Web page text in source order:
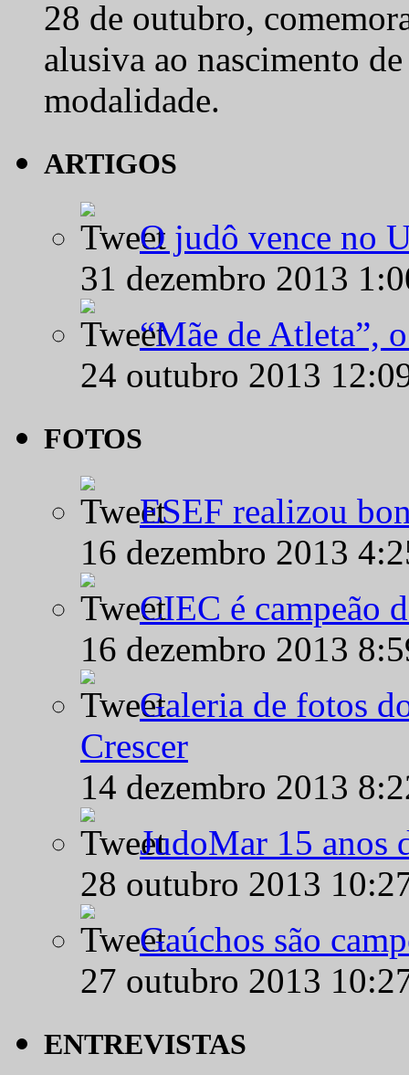
28 de outubro,
alusiva ao nascimento
modalidade.
ARTIGOS
O judô vence no
31 dezembro 2013
“Mãe de Atleta”,
24 outubro 2013
FOTOS
ESEF realizou
16 dezembro 2013
CIEC é campeão
16 dezembro 2013
Galeria de fotos
Crescer
14 dezembro 2013
JudoMar 15 anos
28 outubro 2013
Gaúchos são
27 outubro 2013
ENTREVISTAS